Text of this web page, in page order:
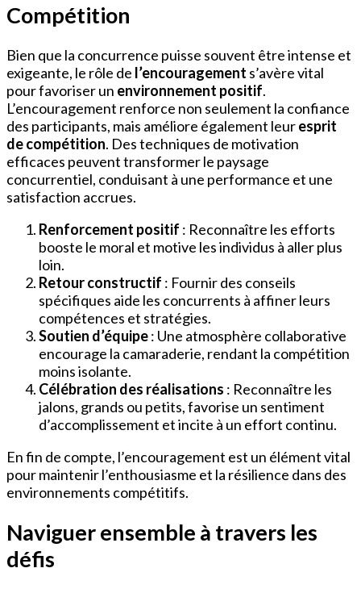
Compétition
Bien que la concurrence puisse souvent être intense et
exigeante, le rôle de l’encouragement s’avère vital
pour favoriser un environnement positif.
L’encouragement renforce non seulement la confiance
des participants, mais améliore également leuresprit
de compétition. Des techniques de motivation
efficaces peuvent transformer le paysage
concurrentiel, conduisant à une performance et une
satisfaction accrues.
Renforcement positif : Reconnaître les efforts
booste le moral et motive les individus à aller plus
loin.
Retour constructif : Fournir des conseils
spécifiques aide les concurrents à affiner leurs
compétences et stratégies.
Soutien d’équipe: Une atmosphère collaborative
encourage la camaraderie, rendant la compétition
moins isolante.
Célébration des réalisations : Reconnaître les
jalons, grands ou petits, favorise un sentiment
d’accomplissement et incite à un effort continu.
En fin de compte, l’encouragement est un élément vital
pour maintenir l’enthousiasme et la résilience dans des
environnements compétitifs.
Naviguer ensemble à travers les
défis